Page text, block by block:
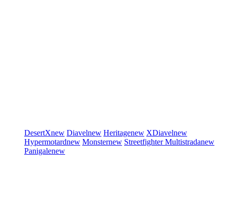
DesertXnew Diavelnew Heritagenew XDiavelnew
Hypermotardnew Monsternew StreetfighterMultistradanew
Panigalenew